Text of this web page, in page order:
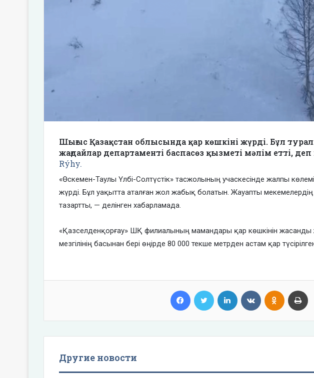
Шығыс Қазақстан облысында қар көшкіні жүрді. Бұл
жағдайлар департаменті баспасөз қызметі мәлім етті,
Rýhy.
«Өскемен-Таулы Үлбі-Солтүстік» тасжолының учаскесінде жалпы
жүрді. Бұл уақытта аталған жол жабық болатын. Жауапты
тазартты, — делінген хабарламада.
«Қазселденқорғау» ШҚ филиалының мамандары қар көшкінін жасанды
мезгілінің басынан бері өңірде 80 000 текше метрден астам қар
Facebook Twitter LinkedIn VKontakte
Другие новости